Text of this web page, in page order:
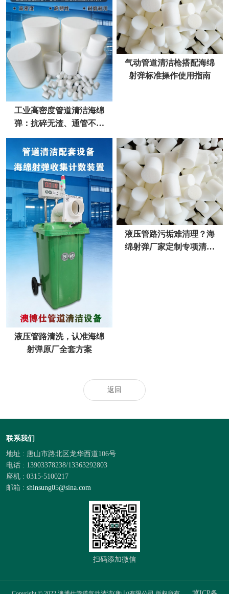
工业高密度管道清洁海绵
弹：抗碎无渣、通管不卡
弹，厂家直供更省心
气动管道清洁枪搭配海绵
射弹标准操作使用指南
液压管路清洗，认准海绵
射弹原厂全套方案
液压管路污垢难清理？海
绵射弹厂家定制专项清洁
返回
联系我们
地址 : 唐山市路北区龙华西道106号
电话 : 13903378238/13363292803
座机 : 0315-5100217
邮箱 : shinsung05@sina.com
扫码添加微信